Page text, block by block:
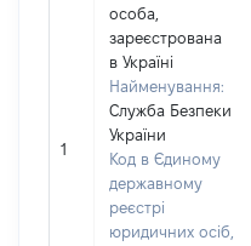
1
особа,
зареєстрована
в Україні
Найменування:
Служба Безпеки
України
Код в Єдиному
державному
реєстрі
юридичних осіб,